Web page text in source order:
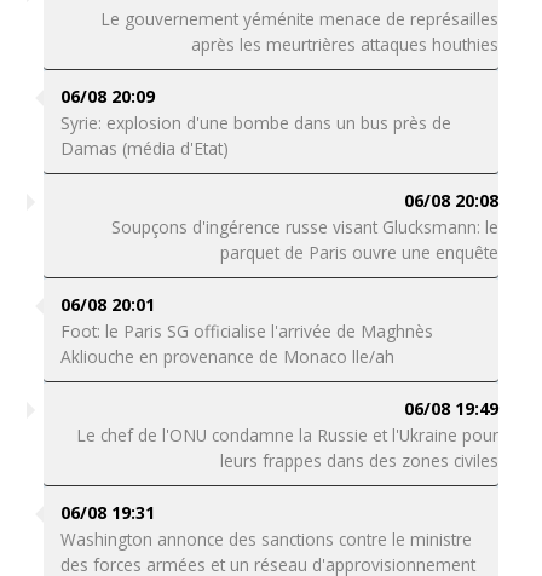
Le gouvernement yéménite menace de représailles
après les meurtrières attaques houthies
06/08 20:09
Syrie: explosion d'une bombe dans un bus près de
Damas (média d'Etat)
06/08 20:08
Soupçons d'ingérence russe visant Glucksmann: le
parquet de Paris ouvre une enquête
06/08 20:01
Foot: le Paris SG officialise l'arrivée de Maghnès
Akliouche en provenance de Monaco lle/ah
06/08 19:49
Le chef de l'ONU condamne la Russie et l'Ukraine pour
leurs frappes dans des zones civiles
06/08 19:31
Washington annonce des sanctions contre le ministre
des forces armées et un réseau d'approvisionnement